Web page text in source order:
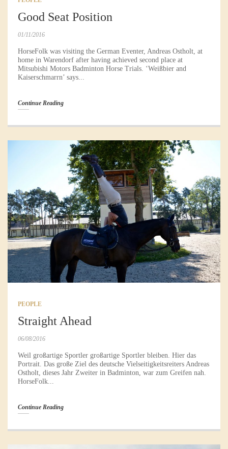
Good Seat Position
01/11/2016
HorseFolk was visiting the German Eventer, Andreas Ostholt, at
home in Warendorf after having achieved second place at
Mitsubishi Motors Badminton Horse Trials. ‘Weißbier and
Kaiserschmarrn’ says...
Continue Reading
PEOPLE
Straight Ahead
06/08/2016
Weil großartige Sportler großartige Sportler bleiben. Hier das
Portrait. Das große Ziel des deutsche Vielseitigkeitsreiters Andreas
Ostholt, dieses Jahr Zweiter in Badminton, war zum Greifen nah.
HorseFolk...
Continue Reading